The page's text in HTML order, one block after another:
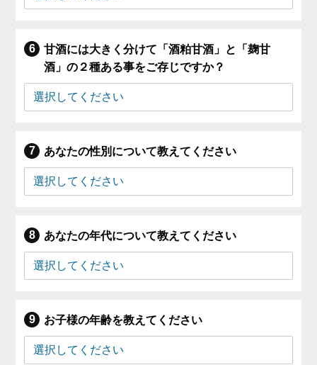
甘酒には大きく分けて「酒粕甘酒」と「麹甘
酒」の２種ある事をご存じですか？
あなたの性別について教えてください
あなたの年代について教えてください
お子様の年齢を教えてください